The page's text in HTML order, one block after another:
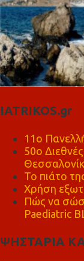
IATRIKOS.gr
11ο
50ο
Το πιάτο
Χρήση
Πώς να
Paediatric
ΨΗΣΤΑΡΙΑ